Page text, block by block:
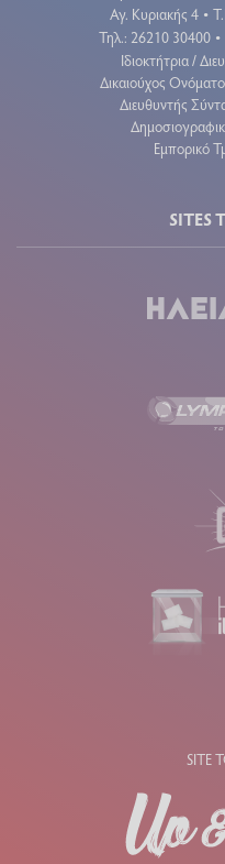
Αγ. Κυριακής 4 •
Τηλ.: 26210 30400 •
Ιδιοκτήτρια /
Δικαιούχος
Διευθυντής
Εμπορικό
SITE